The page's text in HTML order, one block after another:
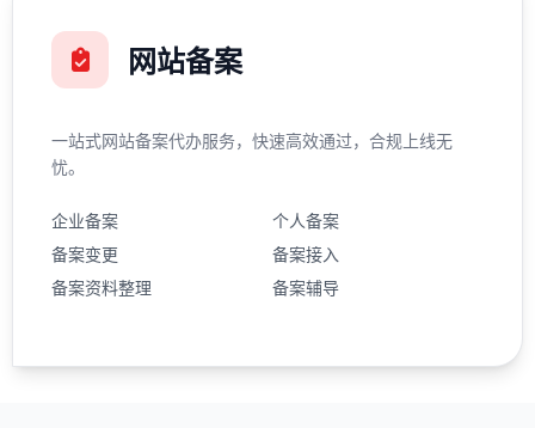
网站备案
一站式网站备案代办服务，快速高效通过，合规上线无
忧。
企业备案
个人备案
备案变更
备案接入
备案资料整理
备案辅导